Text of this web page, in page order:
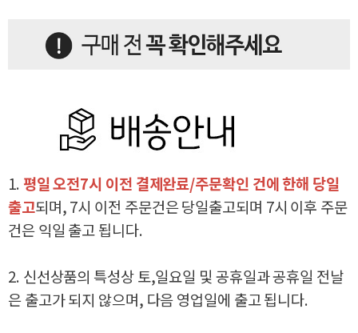
1. 평일 오전7시 이전 결제완료/주문확인 건에 한해 당일
출고되며, 7시 이전 주문건은 당일출고되며 7시 이후 주문
건은 익일 출고 됩니다.
2. 신선상품의 특성상 토,일요일 및 공휴일과 공휴일 전날
은 출고가 되지 않으며, 다음 영업일에 출고 됩니다.